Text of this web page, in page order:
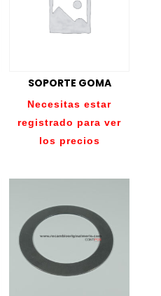
SOPORTE GOMA
Necesitas estar
registrado para ver
los precios